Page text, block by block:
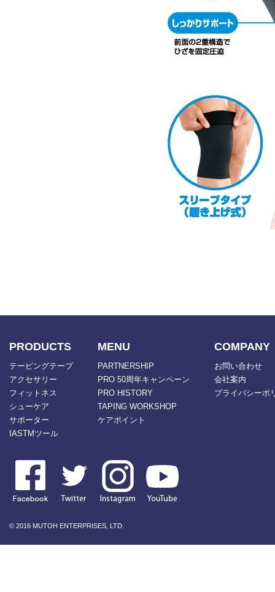
PRODUCTS
テーピングテープ
アクセサリー
フィットネス
シューケア
サポーター
IASTMツール
MENU
PARTNERSHIP
PRO 50周年キャンペーン
PRO HISTORY
TAPING WORKSHOP
ケアポイント
COMPANY
お問い合わせ
会社案内
プライバシーポ
© 2016 MUTOH ENTERPRISES, LTD.